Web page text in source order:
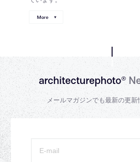
More
architecturephoto®
メールマガジンでも最新の更新